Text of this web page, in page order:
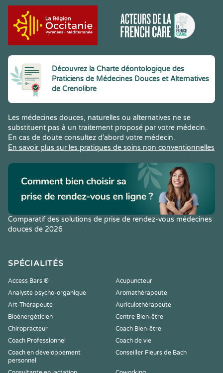
Découvrez la Charte déontologique des
Praticiens de Médecines Douces et Alternatives
de Crenolibre
Les médecines douces, naturelles ou alternatives ne se
substituent pas à un traitement proposé par votre médecin.
En cas de doute consultez d’abord votre médecin.
En savoir plus sur les pratiques de soins non conventionnelles
Comparatif des solutions de prise de rendez-vous médecines
douces de 2026
SPÉCIALITÉS
Access Bars ®
Acupuncteur
Analyste psycho-organique
Aromathérapeute
Art-Thérapeute
Auriculothérapeute
Bioénergéticien
Centre Bien-être
Chiropracteur
Coach Bien-être
Coach Professionnel
Coach de vie
Coach en développement
personnel
Conseiller Fleurs de Bach